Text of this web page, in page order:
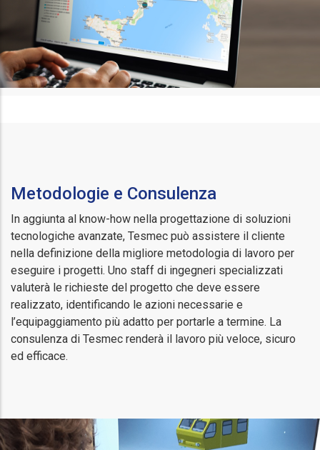
Metodologie e Consulenza
In aggiunta al know-how nella progettazione di soluzioni
tecnologiche avanzate, Tesmec può assistere il cliente
nella definizione della migliore metodologia di lavoro per
eseguire i progetti. Uno staff di ingegneri specializzati
valuterà le richieste del progetto che deve essere
realizzato, identificando le azioni necessarie e
l’equipaggiamento più adatto per portarle a termine. La
consulenza di Tesmec renderà il lavoro più veloce, sicuro
ed efficace.